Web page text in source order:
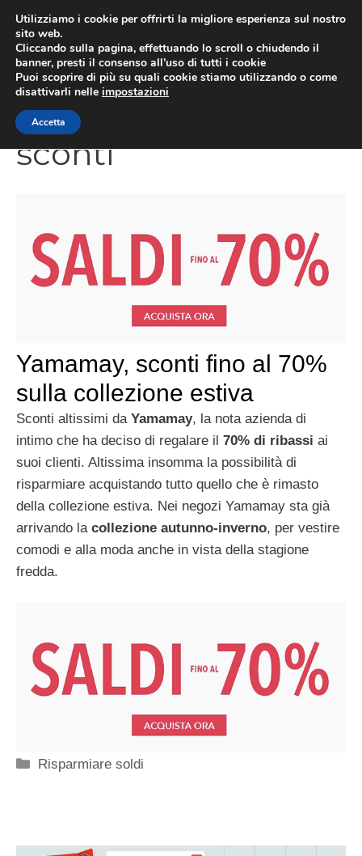
contenuto
sconti
Yamamay, sconti fino al 70%
sulla collezione estiva
Sconti altissimi da Yamamay, la nota azienda di
intimo che ha deciso di regalare il 70% di ribassi ai
suoi clienti. Altissima insomma la possibilità di
risparmiare acquistando tutto quello che è rimasto
della collezione estiva. Nei negozi Yamamay sta già
arrivando lacollezione autunno-inverno, per vestire
comodi e alla moda anche in vista della stagione
fredda.
Categorie
Risparmiare soldi
Utilizziamo i cookie per offrirti la migliore esperienza sul nostro
sito web.
Cliccando sulla pagina, effettuando lo scroll o chiudendo il
banner, presti il consenso all’uso di tutti i cookie
Puoi scoprire di più su quali cookie stiamo utilizzando o come
disattivarli nelle impostazioni
Accetta